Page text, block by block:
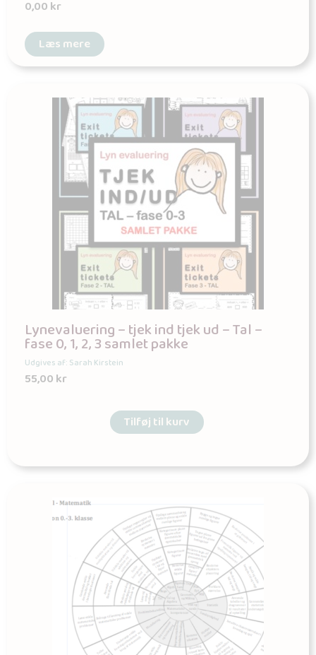
0,00kr
Læs mere
Lynevaluering – tjek ind tjek ud – Tal –
fase 0, 1, 2, 3 samlet pakke
Udgives af: Sarah Kirstein
55,00kr
Tilføj til kurv